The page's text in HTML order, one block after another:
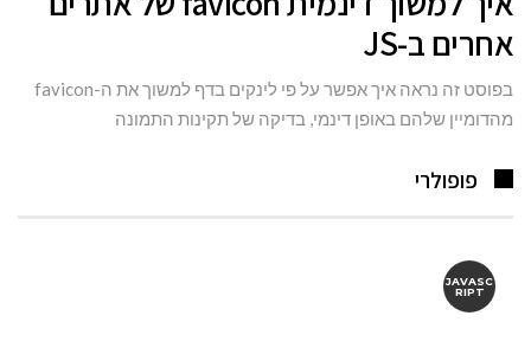
אחרים ב-JS
בפוסט זה נראה איך אפשר על פי לינקים בדף למשוך את ה-favicon
מהדומיין שלהם באופן דינמי, בדיקה של תקינות התמונה
פופולרי
JAVASC
RIPT